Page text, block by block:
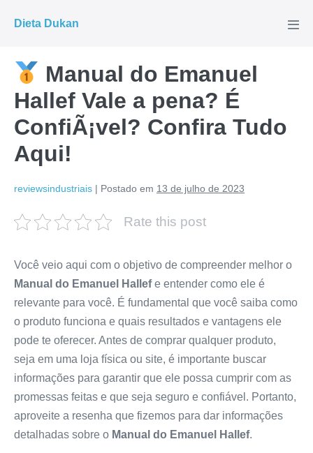
para
conteúdo
Dieta Dukan
Manual do Emanuel
Hallef Vale a pena? É
ConfiÃ¡vel? Confira Tudo
Aqui!
reviewsindustriais | Postado em 13 de julho de 2023
Rate this post
Você veio aqui com o objetivo de compreender melhor o
Manual do Emanuel Hallefe entender como ele é
relevante para você. É fundamental que você saiba como
o produto funciona e quais resultados e vantagens ele
pode te oferecer. Antes de comprar qualquer produto,
seja em uma loja física ou site, é importante buscar
informações para garantir que ele possa cumprir com as
promessas feitas e que seja seguro e confiável. Portanto,
aproveite a resenha que fizemos para dar informações
detalhadas sobre o Manual do Emanuel Hallef.